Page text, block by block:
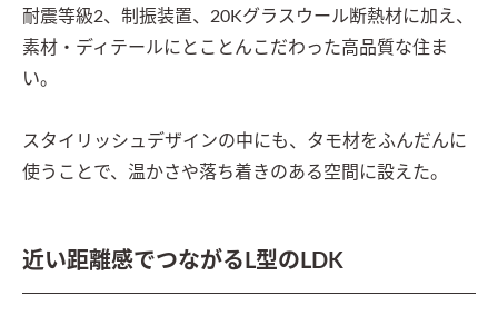
耐震等級2、制振装置、20Kグラスウール断熱材に加え、
素材・ディテールにとことんこだわった高品質な住ま
い。
スタイリッシュデザインの中にも、タモ材をふんだんに
使うことで、温かさや落ち着きのある空間に設えた。
近い距離感でつながるL型のLDK